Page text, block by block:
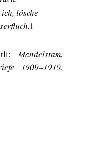
lösche
.1
Mandelstam,
1909–1910,